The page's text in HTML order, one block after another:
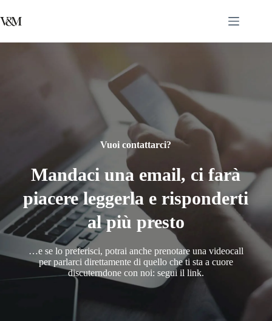
Vuoi contattarci?
Mandaci una email, ci farà
piacere leggerla e risponderti
al più presto
…e se lo preferisci, potrai anche prenotare una videocall
per parlarci direttamente di quello che ti sta a cuore
discuterndone con noi: segui il link.